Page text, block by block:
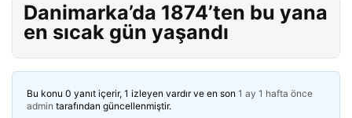
Danimarka’da 1874’ten bu yana
en sıcak gün yaşandı
Bu konu 0 yanıt içerir, 1 izleyen vardır ve en son 1 ay 1 hafta önce
admin tarafından güncellenmiştir.